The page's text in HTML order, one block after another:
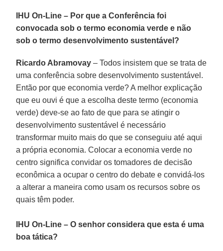
IHU On-Line – Por que a Conferência foi
convocada sob o termo economia verde e não
sob o termo desenvolvimento sustentável?
Ricardo Abramovay – Todos insistem que se trata de
uma conferência sobre desenvolvimento sustentável.
Então por que economia verde? A melhor explicação
que eu ouvi é que a escolha deste termo (economia
verde) deve-se ao fato de que para se atingir o
desenvolvimento sustentável é necessário
transformar muito mais do que se conseguiu até aqui
a própria economia. Colocar a economia verde no
centro significa convidar os tomadores de decisão
econômica a ocupar o centro do debate e convidá-los
a alterar a maneira como usam os recursos sobre os
quais têm poder.
IHU On-Line – O senhor considera que esta é uma
boa tática?